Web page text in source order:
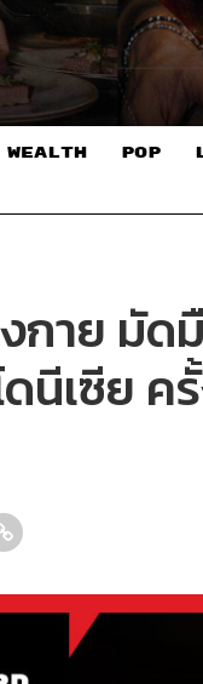
WEALTH POP
งกาย มั
ดนีเซีย